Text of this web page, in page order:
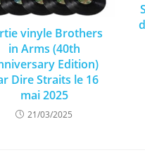
vinyle Brothers
in Arms (40th
Edition)
Dire Straits le 16
mai 2025
21/03/2025